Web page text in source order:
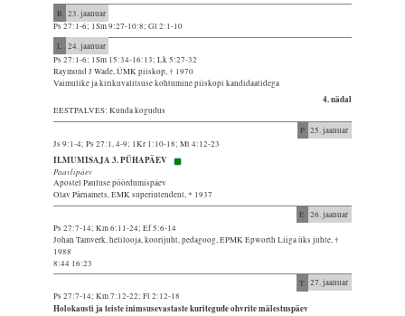
R 23. jaanuar
Ps 27:1-6; 1Sm 9:27-10:8; Gl 2:1-10
L 24. jaanuar
Ps 27:1-6; 1Sm 15:34-16:13; Lk 5:27-32
Raymond J Wade, ÜMK piiskop, † 1970
Vaimulike ja kirikuvalitsuse kohtumine piiskopi kandidaatidega
4. nädal
EESTPALVES: Kunda kogudus
P 25. jaanuar
Js 9:1-4; Ps 27:1, 4-9; 1Kr 1:10-18; Mt 4:12-23
ILMUMISAJA 3. PÜHAPÄEV
Paavlipäev
Apostel Pauluse pöördumispäev
Olav Pärnamets, EMK superintendent, * 1937
E 26. jaanuar
Ps 27:7-14; Km 6:11-24; Ef 5:6-14
Johan Tamverk, helilooja, koorijuht, pedagoog, EPMK Epworth Liiga üks juhte, †
1988
8:44 16:23
T 27. jaanuar
Ps 27:7-14; Km 7:12-22; Fl 2:12-18
Holokausti ja teiste inimsusevastaste kuritegude ohvrite mälestuspäev